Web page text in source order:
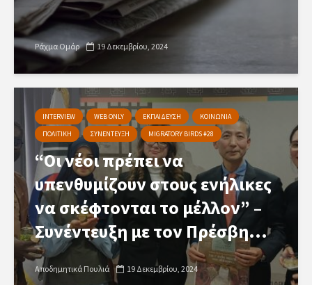
Ράχμα Ομάρ 19 Δεκεμβρίου, 2024
INTERVIEW WEB ONLY ΕΚΠΑΙΔΕΥΣΗ
ΚΟΙΝΩΝΙΑ
ΠΟΛΙΤΙΚΗ
ΣΥΝΕΝΤΕΥΞΗ MIGRATORY BIRDS #28
“Οι νέοι πρέπει να
υπενθυμίζουν στους ενήλικες
να σκέφτονται το μέλλον” –
Συνέντευξη με τον Πρέσβη...
Αποδημητικά Πουλιά 19 Δεκεμβρίου, 2024